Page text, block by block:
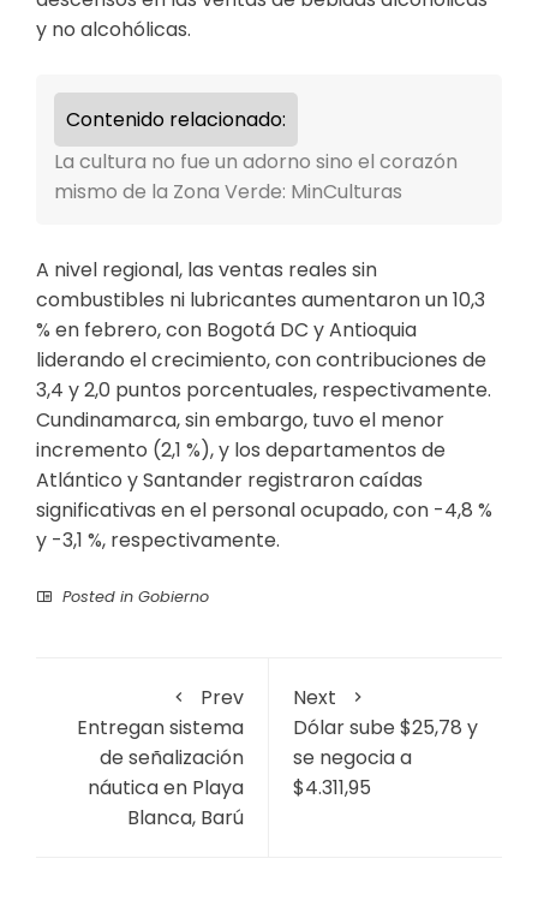
y no alcohólicas.
Contenido relacionado:
La cultura no fue un adorno sino el corazón
mismo de la Zona Verde: MinCulturas
A nivel regional, las ventas reales sin
combustibles ni lubricantes aumentaron un 10,3
% en febrero, con Bogotá DC y Antioquia
liderando el crecimiento, con contribuciones de
3,4 y 2,0 puntos porcentuales, respectivamente.
Cundinamarca, sin embargo, tuvo el menor
incremento (2,1 %), y los departamentos de
Atlántico y Santander registraron caídas
significativas en el personal ocupado, con -4,8 %
y -3,1 %, respectivamente.
Posted in Gobierno
Prev
Entregan sistema
de señalización
náutica en Playa
Blanca, Barú
Next
Dólar sube $25,78 y
se negocia a
$4.311,95